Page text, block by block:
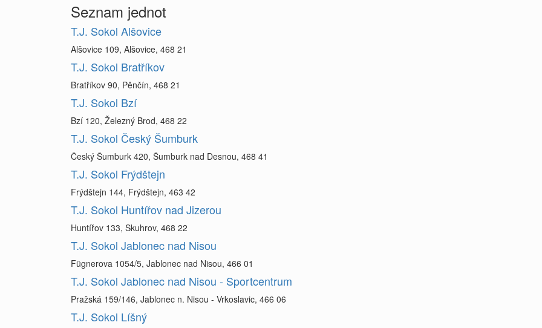
Seznam jednot
T.J. Sokol Alšovice
Alšovice 109, Alšovice, 468 21
T.J. Sokol Bratříkov
Bratříkov 90, Pěnčín, 468 21
T.J. Sokol Bzí
Bzí 120, Železný Brod, 468 22
T.J. Sokol Český Šumburk
Český Šumburk 420, Šumburk nad Desnou, 468 41
T.J. Sokol Frýdštejn
Frýdštejn 144, Frýdštejn, 463 42
T.J. Sokol Huntířov nad Jizerou
Huntířov 133, Skuhrov, 468 22
T.J. Sokol Jablonec nad Nisou
Fügnerova 1054/5, Jablonec nad Nisou, 466 01
T.J. Sokol Jablonec nad Nisou - Sportcentrum
Pražská 159/146, Jablonec n. Nisou - Vrkoslavic, 466 06
T.J. Sokol Líšný